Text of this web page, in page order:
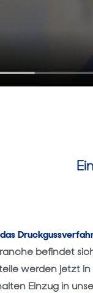
befindet
werden jetzt
Einzug in